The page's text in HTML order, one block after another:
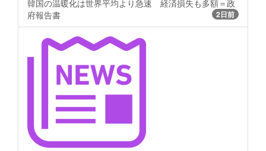
韓国の温暖化は世界平均より急速 経済損失も多額＝政
府報告書
2日前